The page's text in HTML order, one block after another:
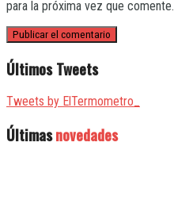
para la próxima vez que comente.
Últimos Tweets
Tweets by ElTermometro_
Últimasnovedades